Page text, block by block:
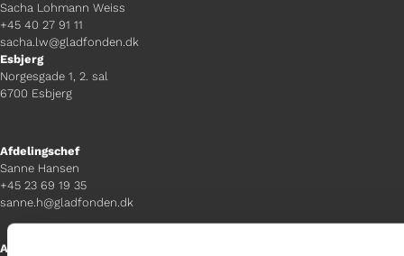
Sacha Lohmann Weiss
+45 40 27 91 11
sacha.lw@gladfonden.dk
Esbjerg
Norgesgade 1, 2. sal
6700 Esbjerg
Afdelingschef
Sanne Hansen
+45 23 69 19 35
sanne.h@gladfonden.dk
Aabenraa